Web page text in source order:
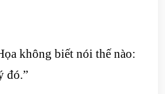
không biết nói thế nào:
đó.”